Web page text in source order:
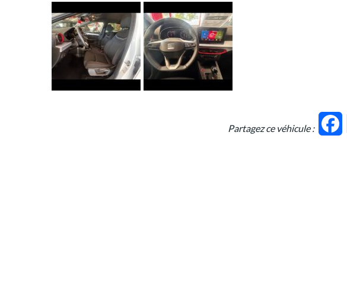
Partagez ce véhicule :